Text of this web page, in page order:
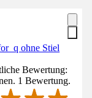
ohne Stiel
Bewertung:
1 Bewertung.